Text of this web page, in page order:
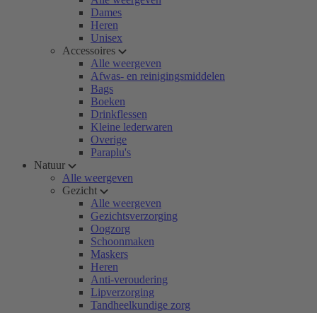
Dames
Heren
Unisex
Accessoires
Alle weergeven
Afwas- en reinigingsmiddelen
Bags
Boeken
Drinkflessen
Kleine lederwaren
Overige
Paraplu's
Natuur
Alle weergeven
Gezicht
Alle weergeven
Gezichtsverzorging
Oogzorg
Schoonmaken
Maskers
Heren
Anti-veroudering
Lipverzorging
Tandheelkundige zorg